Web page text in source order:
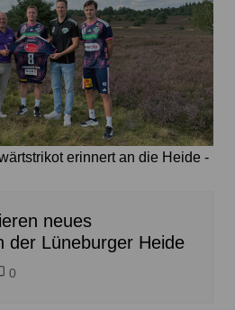
erinnert an die Heide -
neues
der Lüneburger Heide
0